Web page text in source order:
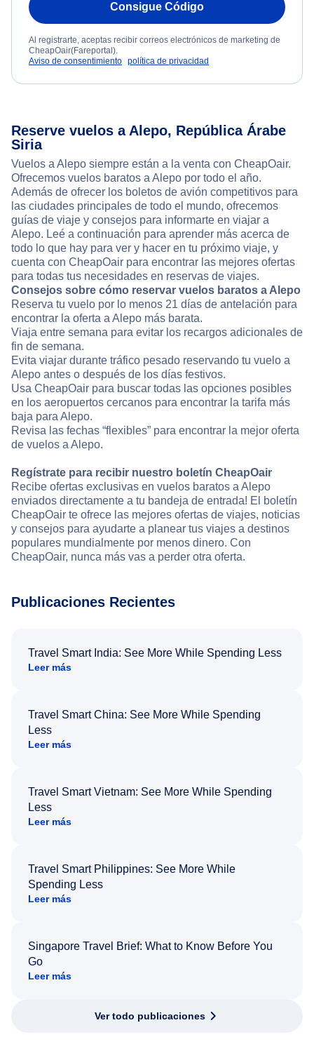
Consigue Código
Al registrarte, aceptas recibir correos electrónicos de marketing de
CheapOair(Fareportal).
Aviso de consentimiento política de privacidad
Reserve vuelos a Alepo, República Árabe
Siria
Vuelos a Alepo siempre están a la venta con CheapOair.
Ofrecemos vuelos baratos a Alepo por todo el año.
Además de ofrecer los boletos de avión competitivos para
las ciudades principales de todo el mundo, ofrecemos
guías de viaje y consejos para informarte en viajar a
Alepo. Leé a continuación para aprender más acerca de
todo lo que hay para ver y hacer en tu próximo viaje, y
cuenta con CheapOair para encontrar las mejores ofertas
para todas tus necesidades en reservas de viajes.
Consejos sobre cómo reservar vuelos baratos a Alepo
Reserva tu vuelo por lo menos 21 días de antelación para
encontrar la oferta a Alepo más barata.
Viaja entre semana para evitar los recargos adicionales de
fin de semana.
Evita viajar durante tráfico pesado reservando tu vuelo a
Alepo antes o después de los días festivos.
Usa CheapOair para buscar todas las opciones posibles
en los aeropuertos cercanos para encontrar la tarifa más
baja para Alepo.
Revisa las fechas “flexibles” para encontrar la mejor oferta
de vuelos a Alepo.
Regístrate para recibir nuestro boletín CheapOair
Recibe ofertas exclusivas en vuelos baratos a Alepo
enviados directamente a tu bandeja de entrada! El boletín
CheapOair te ofrece las mejores ofertas de viajes, noticias
y consejos para ayudarte a planear tus viajes a destinos
populares mundialmente por menos dinero. Con
CheapOair, nunca más vas a perder otra oferta.
Publicaciones Recientes
Travel Smart India: See More While Spending Less
Leer más
Travel Smart China: See More While Spending
Less
Leer más
Travel Smart Vietnam: See More While Spending
Less
Leer más
Travel Smart Philippines: See More While
Spending Less
Leer más
Singapore Travel Brief: What to Know Before You
Go
Leer más
Ver todo publicaciones